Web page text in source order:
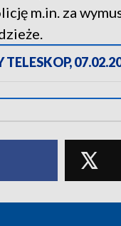
m.in. za
TELESKOP,